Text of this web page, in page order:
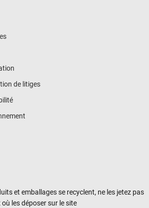
de litiges
et emballages se recyclent, ne les jetez pas
où les déposer sur le site